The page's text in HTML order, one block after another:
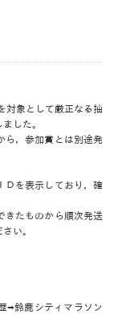
対象として厳正なる抽
した。
ら，参加賞とは別途発
Ｄを表示しており，確
きたものから順次発送
い。
⇒鈴鹿シティマラソン